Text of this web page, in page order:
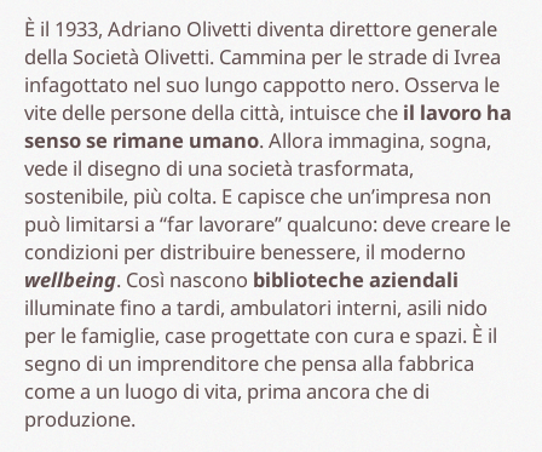
È il 1933, Adriano Olivetti diventa direttore generale
della Società Olivetti. Cammina per le strade di Ivrea
infagottato nel suo lungo cappotto nero. Osserva le
vite delle persone della città, intuisce che il lavoro ha
senso se rimane umano. Allora immagina, sogna,
vede il disegno di una società trasformata,
sostenibile, più colta. E capisce che un’impresa non
può limitarsi a “far lavorare” qualcuno: deve creare le
condizioni per distribuire benessere, il moderno
wellbeing. Così nascono biblioteche aziendali
illuminate fino a tardi, ambulatori interni, asili nido
per le famiglie, case progettate con cura e spazi. È il
segno di un imprenditore che pensa alla fabbrica
come a un luogo di vita, prima ancora che di
produzione.